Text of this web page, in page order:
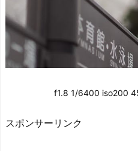
f1.8 1/6400 iso200
スポンサーリンク